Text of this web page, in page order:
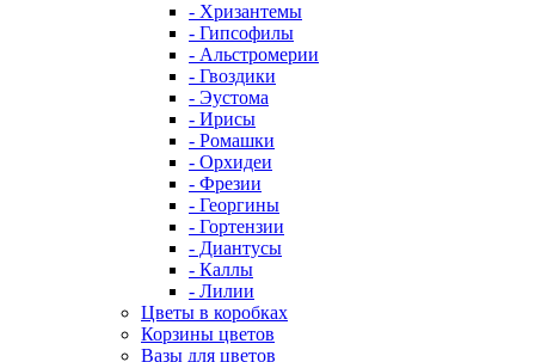
- Хризантемы
- Гипсофилы
- Альстромерии
- Гвоздики
- Эустома
- Ирисы
- Ромашки
- Орхидеи
- Фрезии
- Георгины
- Гортензии
- Диантусы
- Каллы
- Лилии
Цветы в коробках
Корзины цветов
Вазы для цветов